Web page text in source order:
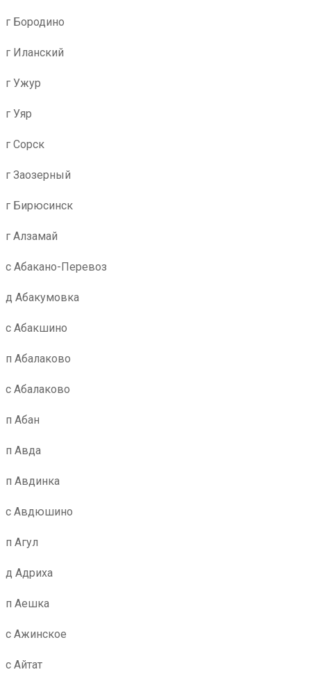
г Бородино
г Иланский
г Ужур
г Уяр
г Сорск
г Заозерный
г Бирюсинск
г Алзамай
с Абакано-Перевоз
д Абакумовка
с Абакшино
п Абалаково
с Абалаково
п Абан
п Авда
п Авдинка
с Авдюшино
п Агул
д Адриха
п Аешка
с Ажинское
с Айтат